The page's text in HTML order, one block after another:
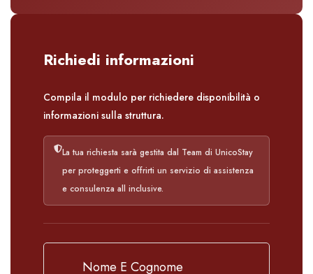
Richiedi informazioni
Compila il modulo per richiedere disponibilità o
informazioni sulla struttura.
La tua richiesta sarà gestita dal Team di UnicoStay
per proteggerti e offrirti un servizio di assistenza
e consulenza all inclusive.